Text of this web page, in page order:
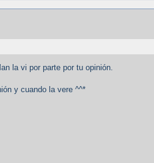
la vi por parte por tu opinión.
y cuando la vere ^^*